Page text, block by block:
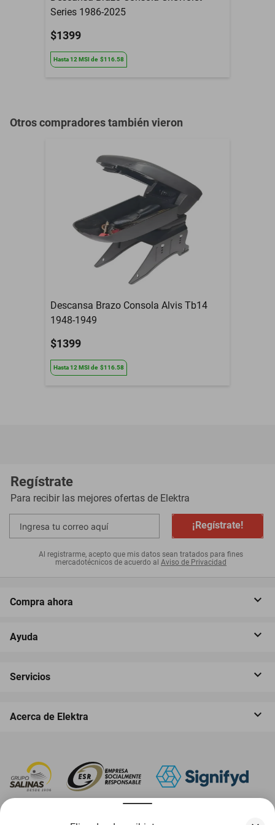
Series 1986-2025
$1399
Hasta12 MSIde $116.58
Otros compradores también vieron
Descansa Brazo Consola Alvis Tb14
1948-1949
$1399
Hasta12 MSIde $116.58
Regístrate
Para recibir las mejores ofertas de Elektra
¡Regístrate!
Al registrarme, acepto que mis datos sean tratados para fines
mercadotécnicos de acuerdo al Aviso de Privacidad
Compra ahora
Ayuda
Servicios
Acerca de Elektra